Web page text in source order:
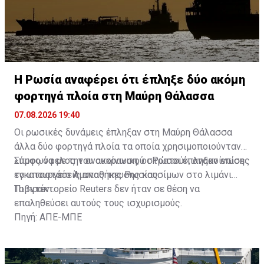
Η Ρωσία αναφέρει ότι έπληξε δύο ακόμη
φορτηγά πλοία στη Μαύρη Θάλασσα
07.08.2026 19:40
Οι ρωσικές δυνάμεις έπληξαν στη Μαύρη Θάλασσα
άλλα δύο φορτηγά πλοία τα οποία χρησιμοποιούνταν
«προς όφελος του ουκρανικού στρατού», ανακοίνωσε
το υπουργείο Άμυνας της Ρωσίας.
Σύμφωνα με την ανακοίνωση, οι Ρώσοι έπληξαν επίσης
εγκαταστάσεις αποθήκευσης καυσίμων στο λιμάνι
Πιβντένι.
Το πρακτορείο Reuters δεν ήταν σε θέση να
επαληθεύσει αυτούς τους ισχυρισμούς.
Πηγή: ΑΠΕ-ΜΠΕ